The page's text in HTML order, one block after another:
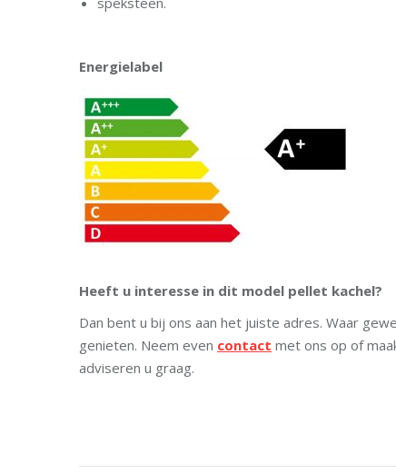
Energielabel
Heeft u interesse in dit model pellet kachel?
Dan bent u bij ons aan het juiste adres. Waar
genieten. Neem even contact met ons op of
adviseren u graag.